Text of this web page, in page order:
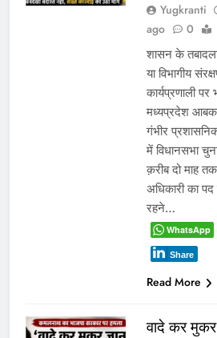
Yugkranti
ago
0
शासन के
या विभागीय
कार्यप्रणाली पर
मध्यप्रदेश
गंभीर
में विधानसभा
क़रीब दो माह
अधिकारी का
रहने…
WhatsApp
Share
Read More
वादे कर मुकर